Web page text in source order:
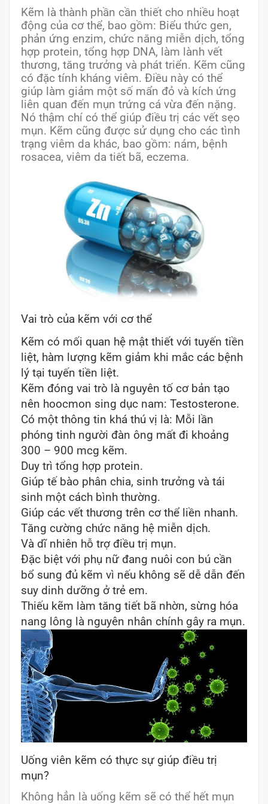
Kẽm là thành phần cần thiết cho nhiều hoạt
động của cơ thể, bao gồm: Biểu thức gen,
phản ứng enzim, chức năng miễn dịch, tổng
hợp protein, tổng hợp DNA, làm lành vết
thương, tăng trưởng và phát triển. Kẽm cũng
có đặc tính kháng viêm. Điều này có thể
giúp làm giảm một số mẩn đỏ và kích ứng
liên quan đến mụn trứng cá vừa đến nặng.
Nó thậm chí có thể giúp điều trị các vết sẹo
mụn. Kẽm cũng được sử dụng cho các tình
trạng viêm da khác, bao gồm: nám, bệnh
rosacea, viêm da tiết bã, eczema.
Vai trò của kẽm với cơ thể
Kẽm có mối quan hệ mật thiết với tuyến tiền
liệt, hàm lượng kẽm giảm khi mắc các bệnh
lý tại tuyến tiền liệt.
Kẽm đóng vai trò là nguyên tố cơ bản tạo
nên hoocmon sing dục nam: Testosterone.
Có một thông tin khá thú vị là: Mỗi lần
phóng tinh người đàn ông mất đi khoảng
300 – 900 mcg kẽm.
Duy trì tổng hợp protein.
Giúp tế bào phân chia, sinh trưởng và tái
sinh một cách bình thường.
Giúp các vết thương trên cơ thể liền nhanh.
Tăng cường chức năng hệ miễn dịch.
Và dĩ nhiên hỗ trợ điều trị mụn.
Đặc biệt với phụ nữ đang nuôi con bú cần
bổ sung đủ kẽm vì nếu không sẽ dễ dẫn đến
suy dinh dưỡng ở trẻ em.
Thiếu kẽm làm tăng tiết bã nhờn, sừng hóa
nang lông là nguyên nhân chính gây ra mụn.
Uống viên kẽm có thực sự giúp điều trị
mụn?
Không hẳn là uống kẽm sẽ có thể hết mụn